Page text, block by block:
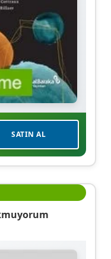
SATIN AL